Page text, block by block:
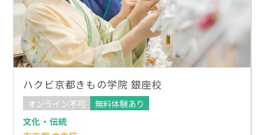
ハクビ京都きもの学院 銀座校
オンライン不可
無料体験あり
文化・伝統